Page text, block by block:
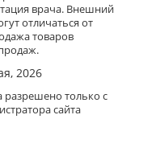
врача. Внешний
отличаться от
товаров
2026
разрешено только с
сайта